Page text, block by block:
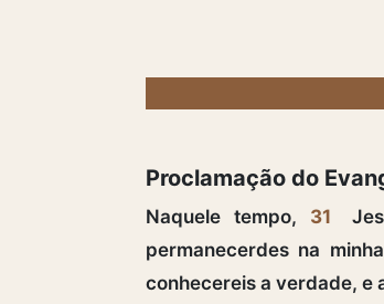
Proclamação do
Naquele tempo, 31
permanecerdes na
conhecereis a verdade, e